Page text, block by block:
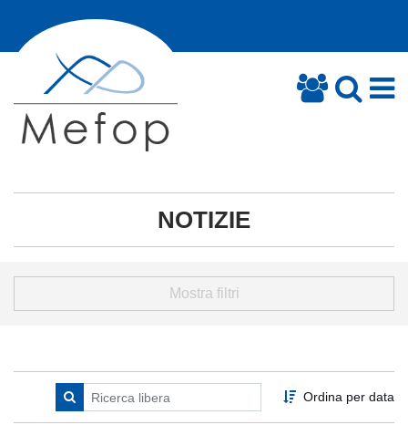
NOTIZIE
Mostra filtri
Ordina per data